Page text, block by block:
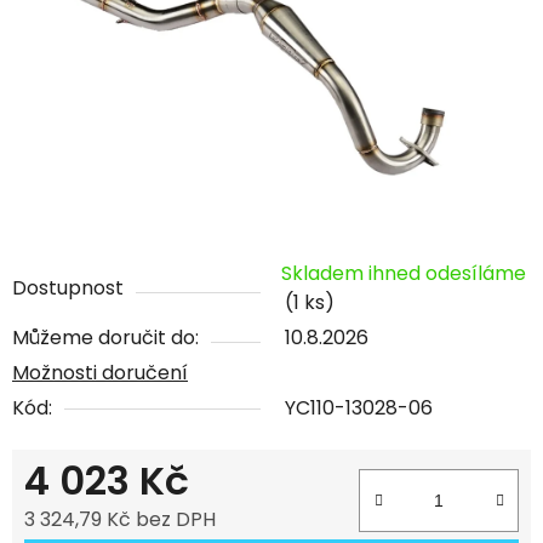
Dostupnost
Skladem ihned odesíláme
(1 ks)
Můžeme doručit do:
10.8.2026
Možnosti doručení
Kód:
YC110-13028-06
4 023 Kč
3 324,79 Kč bez DPH